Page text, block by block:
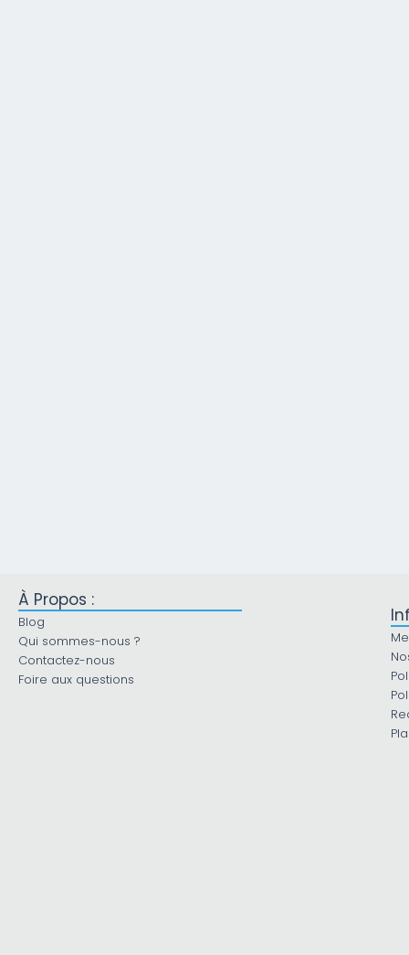
À Propos :
Blog
Qui sommes-nous ?
Contactez-nous
Foire aux questions